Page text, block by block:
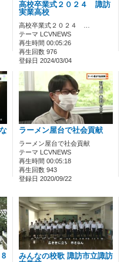
高校卒業式２０２４ 諏訪
実業高校
高校卒業式２０２４ …
テーマ LCVNEWS
再生時間 00:05:26
再生回数 976
登録日 2024/03/04
ラーメン屋台で社会貢献
ラーメン屋台で社会貢献
テーマ LCVNEWS
再生時間 00:05:18
再生回数 943
登録日 2020/09/22
8
みんなの校歌 諏訪市立諏訪